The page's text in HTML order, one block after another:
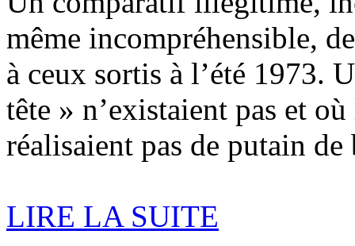
même incompréhensible,
à ceux sortis à l’été 1973.
tête » n’existaient pas et
réalisaient pas de putain de
LIRE LA SUITE